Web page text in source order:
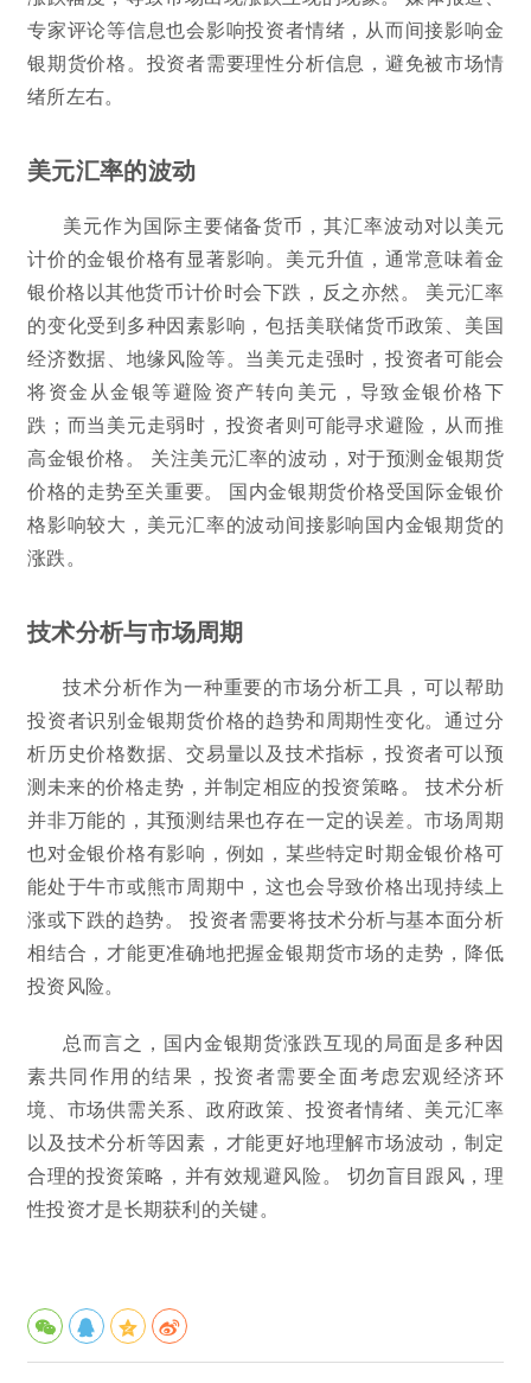
专家评论等信息也会影响投资者情绪，从而间接影响金
银期货价格。投资者需要理性分析信息，避免被市场情
绪所左右。
美元汇率的波动
美元作为国际主要储备货币，其汇率波动对以美元
计价的金银价格有显著影响。美元升值，通常意味着金
银价格以其他货币计价时会下跌，反之亦然。 美元汇率
的变化受到多种因素影响，包括美联储货币政策、美国
经济数据、地缘风险等。当美元走强时，投资者可能会
将资金从金银等避险资产转向美元，导致金银价格下
跌；而当美元走弱时，投资者则可能寻求避险，从而推
高金银价格。 关注美元汇率的波动，对于预测金银期货
价格的走势至关重要。 国内金银期货价格受国际金银价
格影响较大，美元汇率的波动间接影响国内金银期货的
涨跌。
技术分析与市场周期
技术分析作为一种重要的市场分析工具，可以帮助
投资者识别金银期货价格的趋势和周期性变化。通过分
析历史价格数据、交易量以及技术指标，投资者可以预
测未来的价格走势，并制定相应的投资策略。 技术分析
并非万能的，其预测结果也存在一定的误差。市场周期
也对金银价格有影响，例如，某些特定时期金银价格可
能处于牛市或熊市周期中，这也会导致价格出现持续上
涨或下跌的趋势。 投资者需要将技术分析与基本面分析
相结合，才能更准确地把握金银期货市场的走势，降低
投资风险。
总而言之，国内金银期货涨跌互现的局面是多种因
素共同作用的结果，投资者需要全面考虑宏观经济环
境、市场供需关系、政府政策、投资者情绪、美元汇率
以及技术分析等因素，才能更好地理解市场波动，制定
合理的投资策略，并有效规避风险。 切勿盲目跟风，理
性投资才是长期获利的关键。